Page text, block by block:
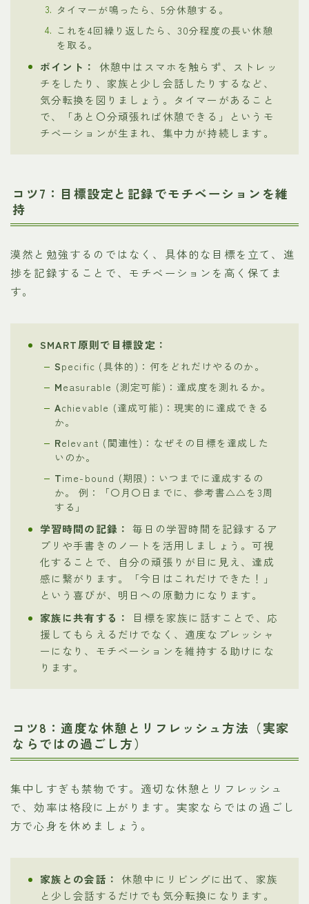
タイマーが鳴ったら、5分休憩する。
これを4回繰り返したら、30分程度の長い休憩
を取る。
ポイント：
休憩中はスマホを触らず、ストレッ
チをしたり、家族と少し会話したりするなど、
気分転換を図りましょう。タイマーがあること
で、「あと〇分頑張れば休憩できる」というモ
チベーションが生まれ、集中力が持続します。
コツ7：目標設定と記録でモチベーションを維
持
漠然と勉強するのではなく、具体的な目標を立て、進
捗を記録することで、モチベーションを高く保てま
す。
SMART原則で目標設定：
Specific (具体的)：何をどれだけやるのか。
Measurable (測定可能)：達成度を測れるか。
Achievable (達成可能)：現実的に達成できる
か。
Relevant (関連性)：なぜその目標を達成した
いのか。
Time-bound (期限)：いつまでに達成するの
か。 例：「〇月〇日までに、参考書△△を3周
する」
学習時間の記録： 毎日の学習時間を記録するア
プリや手書きのノートを活用しましょう。可視
化することで、自分の頑張りが目に見え、達成
感に繋がります。「今日はこれだけできた！」
という喜びが、明日への原動力になります。
家族に共有する：
目標を家族に話すことで、応
援してもらえるだけでなく、適度なプレッシャ
ーになり、モチベーションを維持する助けにな
ります。
コツ8：適度な休憩とリフレッシュ方法（実家
ならではの過ごし方）
集中しすぎも禁物です。適切な休憩とリフレッシュ
で、効率は格段に上がります。実家ならではの過ごし
方で心身を休めましょう。
家族との会話： 休憩中にリビングに出て、家族
と少し会話するだけでも気分転換になります。